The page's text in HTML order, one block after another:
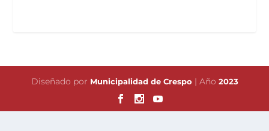
Diseñado por Municipalidad de Crespo | Año 2023